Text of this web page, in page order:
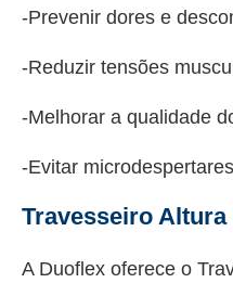
-Prevenir dores e
-Reduzir tensões
-Melhorar a qualidade
-Evitar
Travesseiro
A Duoflex oferece o